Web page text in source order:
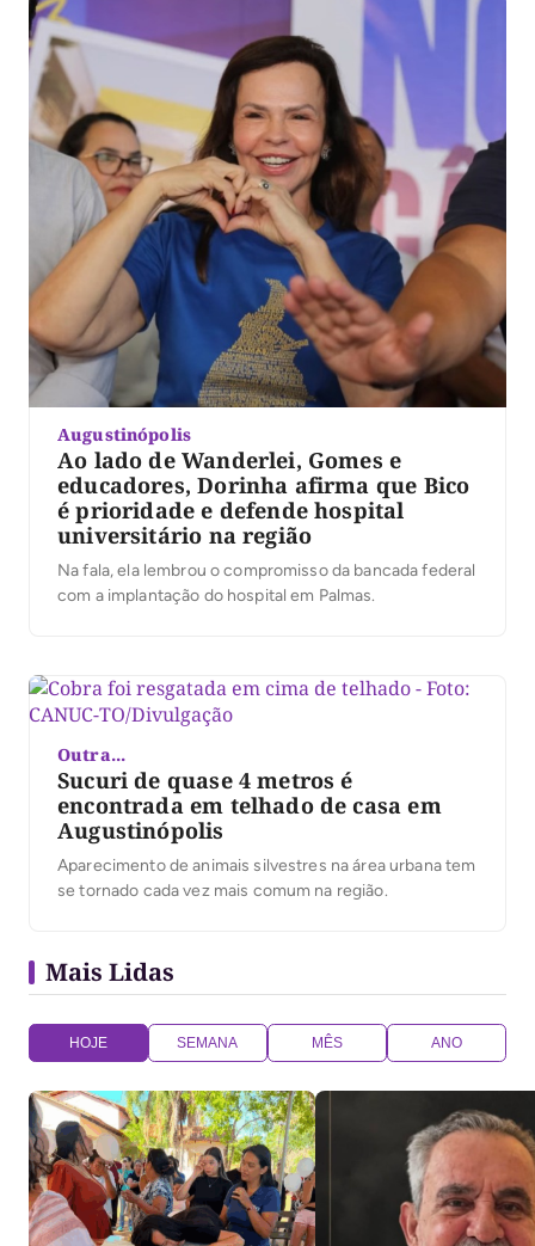
Augustinópolis
Ao lado de Wanderlei, Gomes e
educadores, Dorinha afirma que Bico
é prioridade e defende hospital
universitário na região
Na fala, ela lembrou o compromisso da bancada federal
com a implantação do hospital em Palmas.
Outra...
Sucuri de quase 4 metros é
encontrada em telhado de casa em
Augustinópolis
Aparecimento de animais silvestres na área urbana tem
se tornado cada vez mais comum na região.
Mais Lidas
HOJE SEMANA MÊS ANO